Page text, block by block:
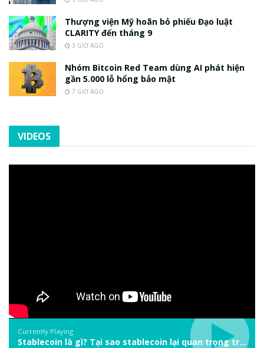
Thượng viện Mỹ hoãn bỏ phiếu Đạo luật
CLARITY đến tháng 9
3 GIỜ AGO
Nhóm Bitcoin Red Team dùng AI phát hiện
gần 5.000 lỗ hổng bảo mật
7 GIỜ AGO
VIDEOS
Currently Playing
Stablecoin là gì? Tại sao stablecoin lại quan trọng trong thị trường crypto? | Phổ cập Blockchain